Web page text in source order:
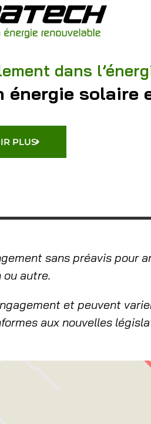
dans
énergie solaire
PLUS
sans préavis pour
autre.
et peuvent
aux nouvelles